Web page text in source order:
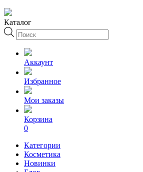
Каталог
Поиск
товаров
Аккаунт
Избранное
Мои заказы
Корзина
0
Категории
Косметика
Новинки